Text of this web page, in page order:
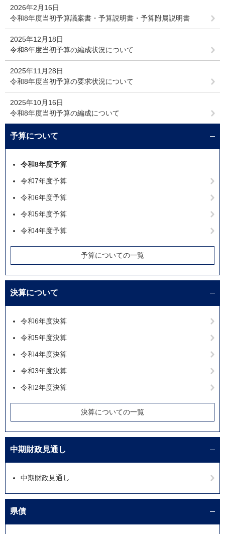
2026年2月16日
令和8年度当初予算議案書・予算説明書・予算附属説明書
2025年12月18日
令和8年度当初予算の編成状況について
2025年11月28日
令和8年度当初予算の要求状況について
2025年10月16日
令和8年度当初予算の編成について
予算について
令和8年度予算
令和7年度予算
令和6年度予算
令和5年度予算
令和4年度予算
予算についての一覧
決算について
令和6年度決算
令和5年度決算
令和4年度決算
令和3年度決算
令和2年度決算
決算についての一覧
中期財政見通し
中期財政見通し
県債